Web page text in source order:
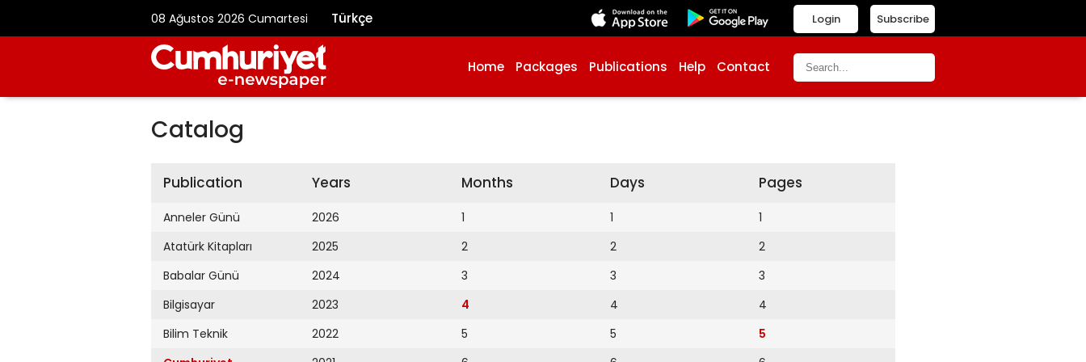
08 Ağustos 2026 Cumartesi Türkçe Subscribe
Login
Home Packages Publications Help Contact
Catalog
Publication
Anneler Günü
Atatürk Kitapları
Babalar Günü
Bilgisayar
Bilim Teknik
Years
2026
2025
2024
2023
2022
Months
1
2
3
4
5
Days
1
2
3
4
5
Pages
1
2
3
4
5